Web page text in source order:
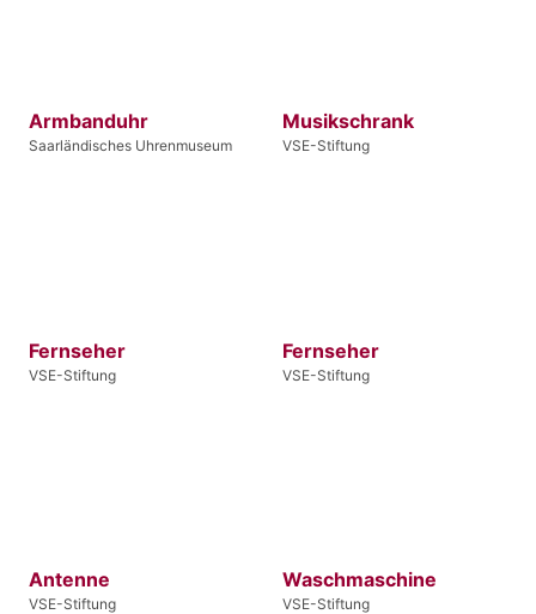
Armbanduhr
Saarländisches Uhrenmuseum
Musikschrank
VSE-Stiftung
Fernseher
VSE-Stiftung
Fernseher
VSE-Stiftung
Antenne
VSE-Stiftung
Waschmaschine
VSE-Stiftung